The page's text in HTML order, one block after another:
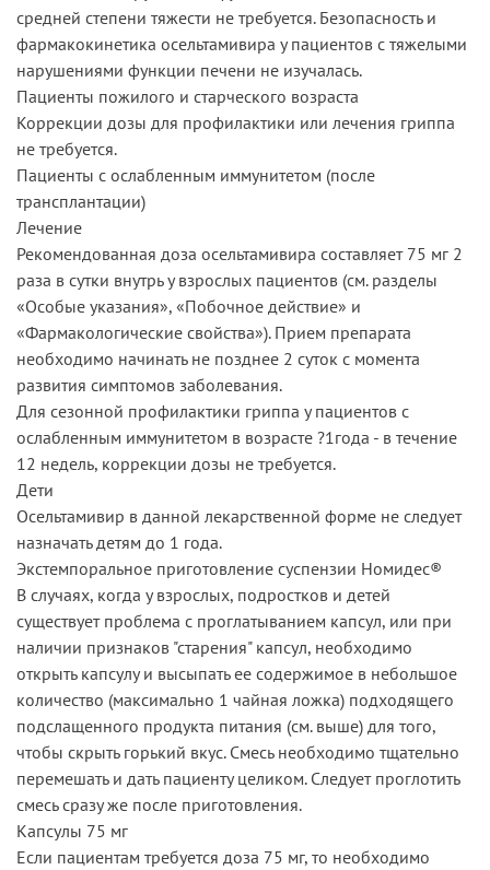
средней степени тяжести не требуется. Безопасность и
фармакокинетика осельтамивира у пациентов с тяжелыми
нарушениями функции печени не изучалась.
Пациенты пожилого и старческого возраста
Коррекции дозы для профилактики или лечения гриппа
не требуется.
Пациенты с ослабленным иммунитетом (после
трансплантации)
Лечение
Рекомендованная доза осельтамивира составляет 75 мг 2
раза в сутки внутрь у взрослых пациентов (см. разделы
«Особые указания», «Побочное действие» и
«Фармакологические свойства»). Прием препарата
необходимо начинать не позднее 2 суток с момента
развития симптомов заболевания.
Для сезонной профилактики гриппа у пациентов с
ослабленным иммунитетом в возрасте ?1года - в течение
12 недель, коррекции дозы не требуется.
Дети
Осельтамивир в данной лекарственной форме не следует
назначать детям до 1 года.
Экстемпоральное приготовление суспензии Номидес®
В случаях, когда у взрослых, подростков и детей
существует проблема с проглатыванием капсул, или при
наличии признаков "старения" капсул, необходимо
открыть капсулу и высыпать ее содержимое в небольшое
количество (максимально 1 чайная ложка) подходящего
подслащенного продукта питания (см. выше) для того,
чтобы скрыть горький вкус. Смесь необходимо тщательно
перемешать и дать пациенту целиком. Следует проглотить
смесь сразу же после приготовления.
Капсулы 75 мг
Если пациентам требуется доза 75 мг, то необходимо